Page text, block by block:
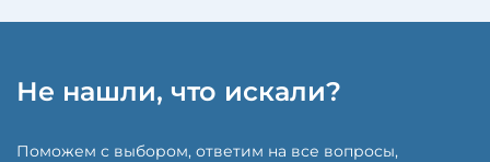
Не нашли, что искали?
Поможем с выбором, ответим на все вопросы,